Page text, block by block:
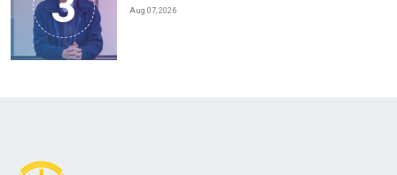
Aug 07, 2026